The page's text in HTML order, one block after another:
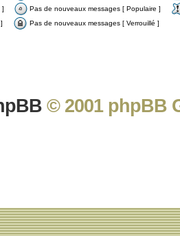
]
Pas de nouveaux messages [ Populaire ]
Pas de nouveaux messages [ Verrouillé ]
© 2001 phpBB